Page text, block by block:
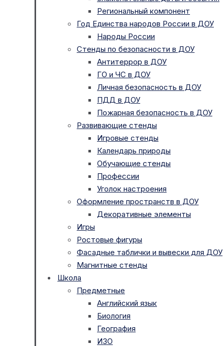
Региональный компонент
Год Единства народов России в ДОУ
Народы России
Стенды по безопасности в ДОУ
Антитеррор в ДОУ
ГО и ЧС в ДОУ
Личная безопасность в ДОУ
ПДД в ДОУ
Пожарная безопасность в ДОУ
Развивающие стенды
Игровые стенды
Календарь природы
Обучающие стенды
Профессии
Уголок настроения
Оформление пространств в ДОУ
Декоративные элементы
Игры
Ростовые фигуры
Фасадные таблички и вывески для ДОУ
Магнитные стенды
Школа
Предметные
Английский язык
Биология
География
ИЗО